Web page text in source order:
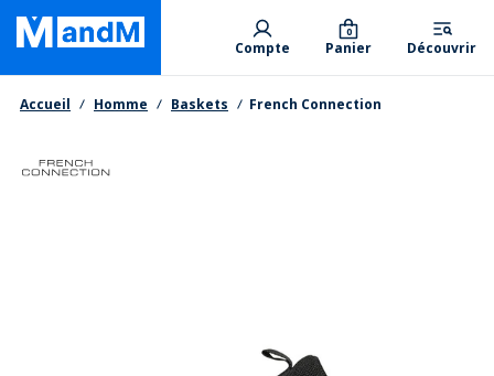
Skip
main
content
Primary departments
Compte Panier
0
Découvrir
Fil d'Ariane
Accueil Homme Baskets French Connection